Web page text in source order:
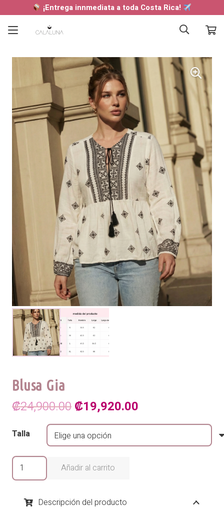
¡Entrega innmediata a toda Costa Rica!
Blusa Gia
₡24,900.00 El
precio
original
era:
₡19,920.00
precio
actual
Talla
Blusa
Gia
Añadir al carrito
Descripción del producto